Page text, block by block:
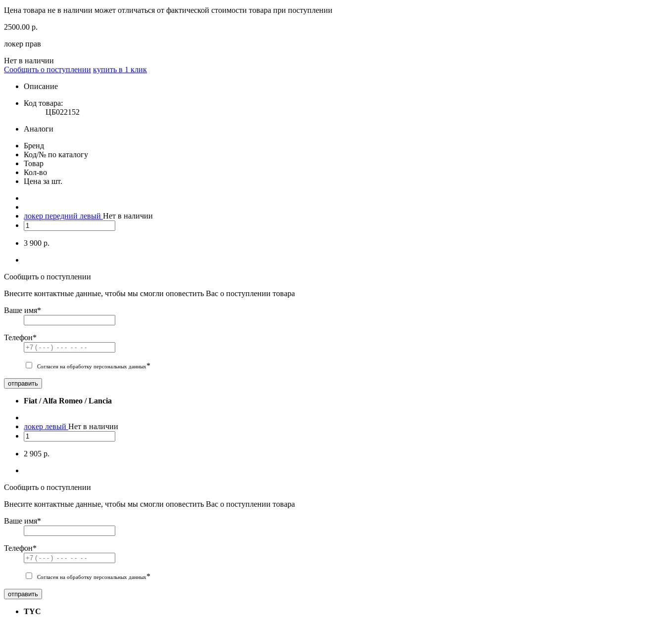
Цена товара не в наличии может отличаться от фактической стоимости товара при поступлении
2500.00 р.
локер прав
Нет в наличии
Сообщить о поступлении купить в 1 клик
Описание
Код товара:
ЦБ022152
Аналоги
Бренд
Код/№ по каталогу
Товар
Кол-во
Цена за шт.
локер передний левый Нет в наличии
3 900 р.
Сообщить о поступлении
Внесите контактные данные, чтобы мы смогли оповестить Вас о поступлении товара
Ваше имя*
Телефон*
Согласен на обработку персональных данных*
отправить
Fiat / Alfa Romeo / Lancia
локер левый Нет в наличии
2 905 р.
Сообщить о поступлении
Внесите контактные данные, чтобы мы смогли оповестить Вас о поступлении товара
Ваше имя*
Телефон*
Согласен на обработку персональных данных*
отправить
TYC